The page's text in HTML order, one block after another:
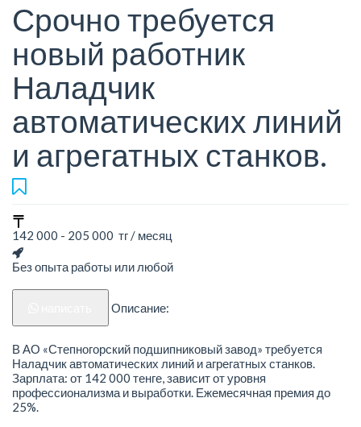
Срочно требуется
новый работник
Наладчик
автоматических линий
и агрегатных станков.
142 000 - 205 000 тг / месяц
Без опыта работы или любой
Описание:
В АО «Степногорский подшипниковый завод» требуется
Наладчик автоматических линий и агрегатных станков.
Зарплата: от 142 000 тенге, зависит от уровня
профессионализма и выработки. Ежемесячная премия до
25%.